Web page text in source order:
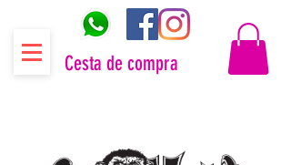
Cesta de compra